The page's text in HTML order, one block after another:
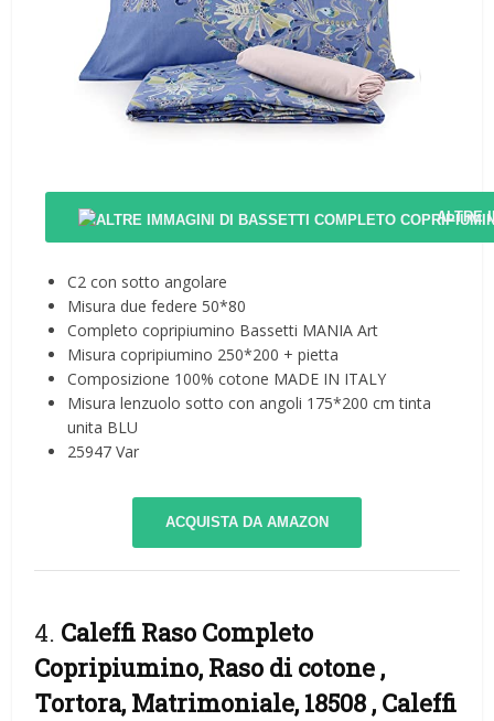
ALTRE
C2 con sotto angolare
Misura due federe 50*80
Completo copripiumino Bassetti MANIA Art
Misura copripiumino 250*200 + pietta
Composizione 100% cotone MADE IN ITALY
Misura lenzuolo sotto con angoli 175*200 cm tinta
unita BLU
25947 Var
ACQUISTA DA AMAZON
4. Caleffi Raso Completo
Copripiumino, Raso di cotone ,
Tortora, Matrimoniale, 18508 , Caleffi